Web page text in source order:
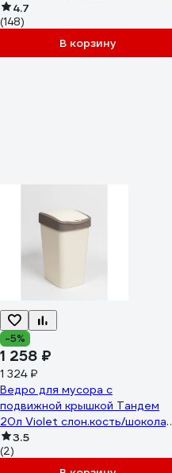
Турция 608114
4.7
(148)
В корзину
-5%
1 258 ₽
1 324 ₽
Ведро для мусора с
подвижной крышкой Тандем
20л Violet слон.кость/шоколад
842026
3.5
(2)